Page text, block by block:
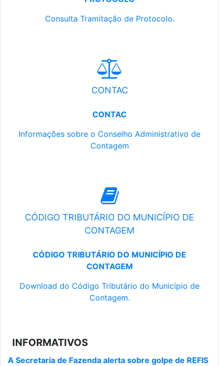
Consulta Tramitação de Protocolo.
CONTAC
CONTAC
Informações sobre o Conselho Administrativo de
Contagem
CÓDIGO TRIBUTÁRIO DO MUNICÍPIO DE
CONTAGEM
CÓDIGO TRIBUTÁRIO DO MUNICÍPIO DE
CONTAGEM
Download do Código Tributário do Município de
Contagem.
INFORMATIVOS
A Secretaria de Fazenda alerta sobre golpe de REFIS